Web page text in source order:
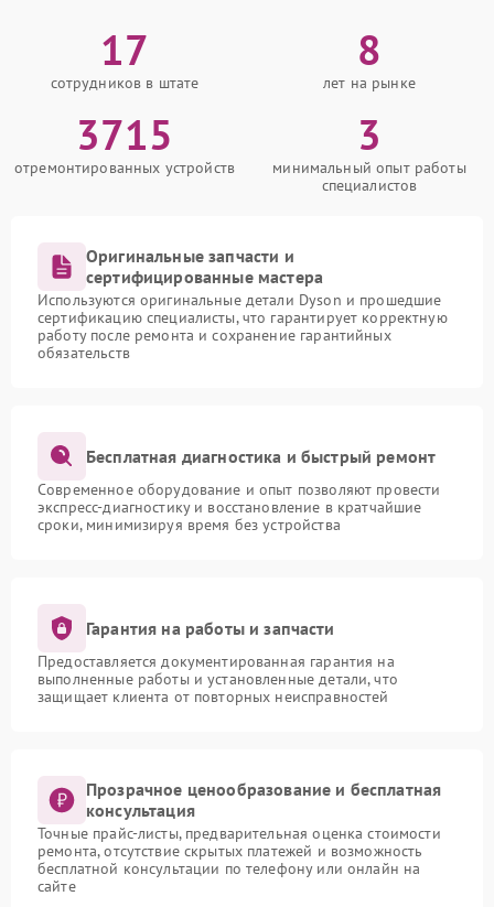
17
сотрудников в штате
8
лет на рынке
3715
отремонтированных устройств
3
минимальный опыт работы
специалистов
Оригинальные запчасти и
сертифицированные мастера
Используются оригинальные детали Dyson и прошедшие
сертификацию специалисты, что гарантирует корректную
работу после ремонта и сохранение гарантийных
обязательств
Бесплатная диагностика и быстрый ремонт
Современное оборудование и опыт позволяют провести
экспресс-диагностику и восстановление в кратчайшие
сроки, минимизируя время без устройства
Гарантия на работы и запчасти
Предоставляется документированная гарантия на
выполненные работы и установленные детали, что
защищает клиента от повторных неисправностей
Прозрачное ценообразование и бесплатная
консультация
Точные прайс-листы, предварительная оценка стоимости
ремонта, отсутствие скрытых платежей и возможность
бесплатной консультации по телефону или онлайн на
сайте